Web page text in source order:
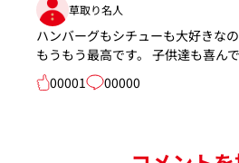
草取り名人
ハンバーグもシチューも大好きな
もうもう最高です。 子供達も喜ん
00001
00000